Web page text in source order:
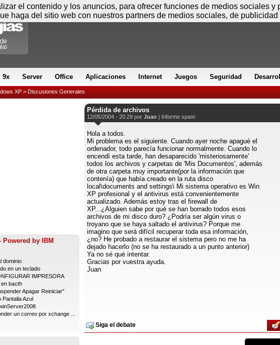
9x Server Office Aplicaciones Internet Juegos Seguridad
XP > Discusiones Generales
by IBM
dominio
en un teclado
IMPRESORA
bacth
Apagar Reiniciar"
Pantalla Azul
un correo por xchange ...
Pérdida de archivos
12/05/2004 - 20:29 por Juan | Informe spam
Hola a todos.
Mi problema es el siguiente. Cuando ayer noche apagué el
ordenador, todo parecía funcionar normalmente. Cuando lo
encendí esta tarde, han desaparecido 'misteriosamente'
todos los archivos y carpetas de 'Mis Documentos', además
de otra carpeta muy importante(por la información que
contenía) que había creado en la ruta disco
local\documents and settings\ Mi sistema operativo es Win
XP profesional y el antivirus está convenientemente
actualizado. Además estoy tras el firewall de
XP...¿Alguien sabe por qué se han borrado todos esos
archivos de mi disco duro? ¿Podría ser algún virus o
troyano que se haya saltado el antivirus? Porque me
imagino que será difícil recuperar toda esa información,
¿no? He probado a restaurar el sistema pero no me ha
dejado hacerlo (no se ha restaurado a un punto anterior)
Ya no sé qué intentar.
Gracias por vuestra ayuda.
Juan
Siga el debate
el contenido y los anuncios, para ofrecer funciones de medios sociales
haga del sitio web con nuestros partners de medios sociales, de